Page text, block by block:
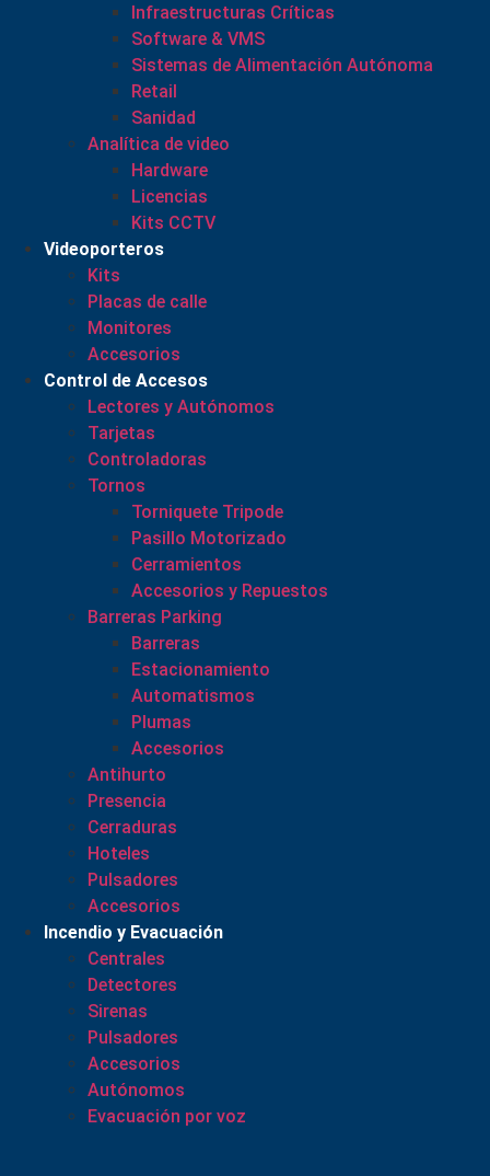
Infraestructuras Críticas
Software & VMS
Sistemas de Alimentación Autónoma
Retail
Sanidad
Analítica de video
Hardware
Licencias
Kits CCTV
Videoporteros
Kits
Placas de calle
Monitores
Accesorios
Control de Accesos
Lectores y Autónomos
Tarjetas
Controladoras
Tornos
Torniquete Tripode
Pasillo Motorizado
Cerramientos
Accesorios y Repuestos
Barreras Parking
Barreras
Estacionamiento
Automatismos
Plumas
Accesorios
Antihurto
Presencia
Cerraduras
Hoteles
Pulsadores
Accesorios
Incendio y Evacuación
Centrales
Detectores
Sirenas
Pulsadores
Accesorios
Autónomos
Evacuación por voz